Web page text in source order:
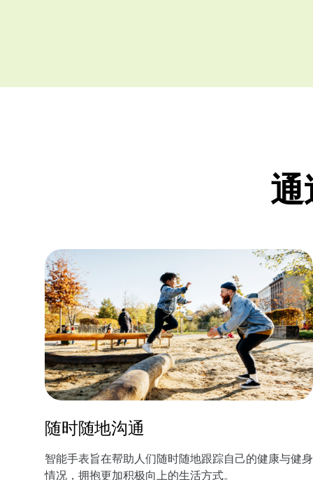
通
随时随地沟通
智能手表旨在帮助人们随时随地跟踪自己的健康与健身
情况，拥抱更加积极向上的生活方式。